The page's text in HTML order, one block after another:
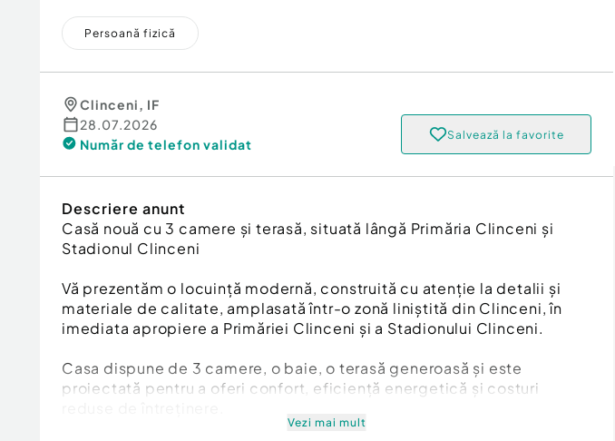
Persoană fizică
Clinceni, IF
28.07.2026
Număr de telefon validat
Salvează la favorite
Descriere anunt
Casă nouă cu 3 camere și terasă, situată lângă Primăria Clinceni și
Stadionul Clinceni
Vă prezentăm o locuință modernă, construită cu atenție la detalii și
materiale de calitate, amplasată într-o zonă liniștită din Clinceni, în
imediata apropiere a Primăriei Clinceni și a Stadionului Clinceni.
Casa dispune de 3 camere, o baie, o terasă generoasă și este
proiectată pentru a oferi confort, eficiență energetică și costuri
Vezi mai mult